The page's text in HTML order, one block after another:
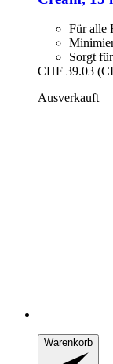
Für alle
Sorgt
CHF 39.03
Ausverkauft
Warenkorb